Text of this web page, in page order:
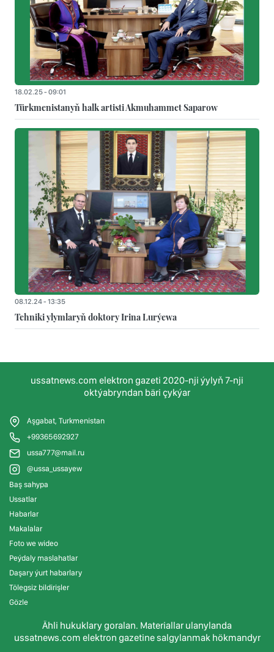
18.02.25 - 09:01
Türkmenistanyň halk artisti Akmuhammet Saparow
08.12.24 - 13:35
Tehniki ylymlaryň doktory Irina Lurýewa
ussatnews.com elektron gazeti 2020-nji ýylyň 7-nji
oktýabryndan bäri çykýar
Aşgabat, Turkmenistan
+99365692927
ussa777@mail.ru
@ussa_ussayew
Baş sahypa
Ussatlar
Habarlar
Makalalar
Foto we wideo
Peýdaly maslahatlar
Daşary ýurt habarlary
Tölegsiz bildirişler
Gözle
Ähli hukuklary goralan. Materiallar ulanylanda
ussatnews.com elektron gazetine salgylanmak hökmandyr